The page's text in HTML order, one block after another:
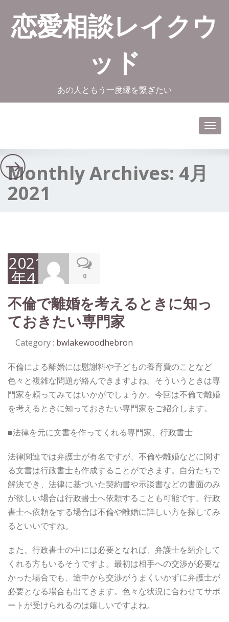
恋愛相談レイクウ
ッド
あの人ともう一度縁を繋ぎたい
Monthly Archives: 4月
2021
2021
年4
月
26
日
0
不倫で離婚を考えるときに知っ
ておきたい専門家
Category : bwlakewoodhebron
不倫による離婚には慰謝料や子どもの養育費のことなど
色々と複雑な問題が絡んできますよね。そういうときは専
門家を頼ってみてはいかがでしょうか。今回は不倫で離婚
を考えるときに知っておきたい専門家をご紹介します。
■法律を元に文書を作ってくれる専門家、行政書士
法律関連では弁護士が有名ですが、不倫や離婚などに関す
る文書は行政書士も作成することができます。自分たちで
解決でき、法律に基づいた契約書や示談書などの書面のみ
が欲しい場合は行政書士へ依頼することも可能です。行政
書士へ依頼をする場合は不倫や離婚に詳しい方を探してみ
るといいですね。
また、行政書士の中には必要となれば、弁護士を紹介して
くれる方もいるそうですよ。最初は相手への交渉が必要な
かった場合でも、途中から交渉がうまくいかずに弁護士が
必要となる場合も出てきます。色々な状況に合わせてサポ
ートが受けられるのは嬉しいですよね。